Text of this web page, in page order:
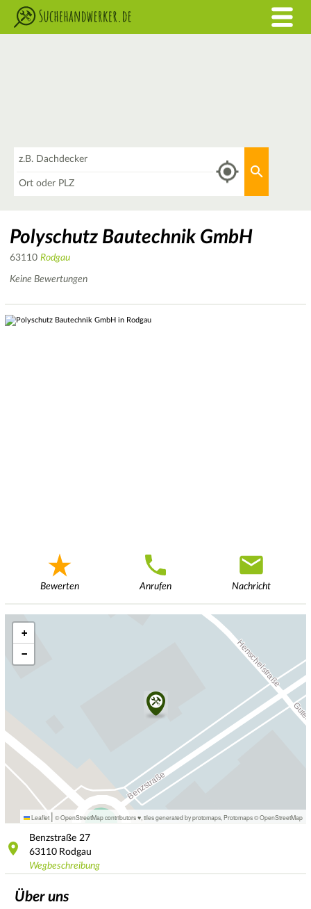
Polyschutz Bautechnik GmbH
63110 Rodgau
Keine Bewertungen
Bewerten Anrufen Nachricht
+
−
Leaflet | © OpenStreetMap contributors ♥, tiles generated by protomaps Protomaps©OpenStreetMap
Benzstraße 27
63110 Rodgau
Wegbeschreibung
Über uns